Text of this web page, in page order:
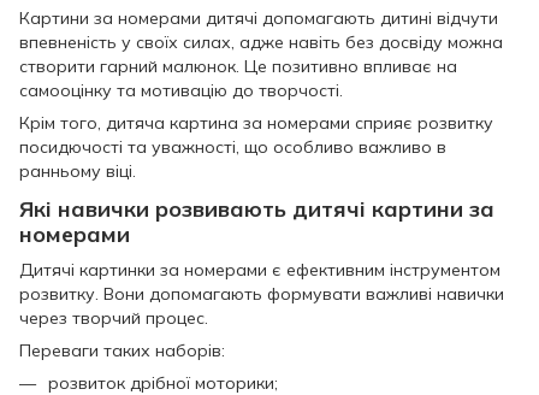
Картини за номерами дитячі допомагають дитині відчути
впевненість у своїх силах, адже навіть без досвіду можна
створити гарний малюнок. Це позитивно впливає на
самооцінку та мотивацію до творчості.
Крім того, дитяча картина за номерами сприяє розвитку
посидючості та уважності, що особливо важливо в
ранньому віці.
Які навички розвивають дитячі картини за
номерами
Дитячі картинки за номерами є ефективним інструментом
розвитку. Вони допомагають формувати важливі навички
через творчий процес.
Переваги таких наборів:
розвиток дрібної моторики;